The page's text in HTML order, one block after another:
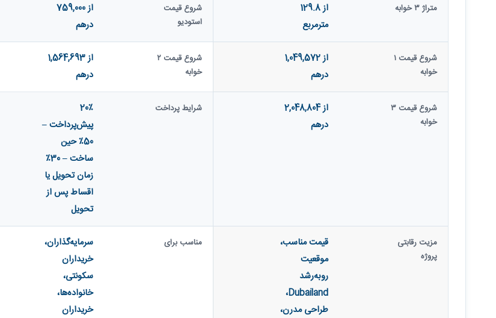
متراژ ۳ خوابه
از 129.8
مترمربع
شروع قیمت
استودیو
از 759,000
درهم
شروع قیمت ۱
خوابه
از 1,049,572
درهم
شروع قیمت ۲
خوابه
از 1,564,693
درهم
شروع قیمت ۳
خوابه
از 2,048,804
درهم
شرایط پرداخت
20٪
پیش‌پرداخت –
50٪ حین
ساخت – 30٪
زمان تحویل یا
اقساط پس از
تحویل
مزیت رقابتی
پروژه
قیمت مناسب،
موقعیت
رو‌به‌رشد
Dubailand،
طراحی مدرن،
مناسب برای
سرمایه‌گذاران،
خریداران
سکونتی،
خانواده‌ها،
خریداران